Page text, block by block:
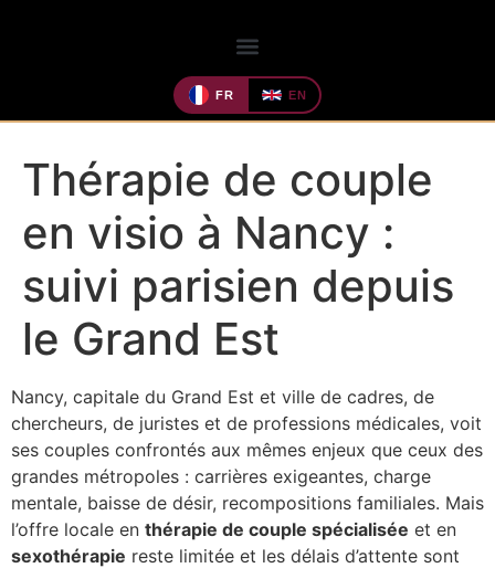
FR EN
Thérapie de couple
en visio à Nancy :
suivi parisien depuis
le Grand Est
Nancy, capitale du Grand Est et ville de cadres, de
chercheurs, de juristes et de professions médicales, voit
ses couples confrontés aux mêmes enjeux que ceux des
grandes métropoles : carrières exigeantes, charge
mentale, baisse de désir, recompositions familiales. Mais
l’offre locale en thérapie de couple spécialisée et en
sexothérapie reste limitée et les délais d’attente sont